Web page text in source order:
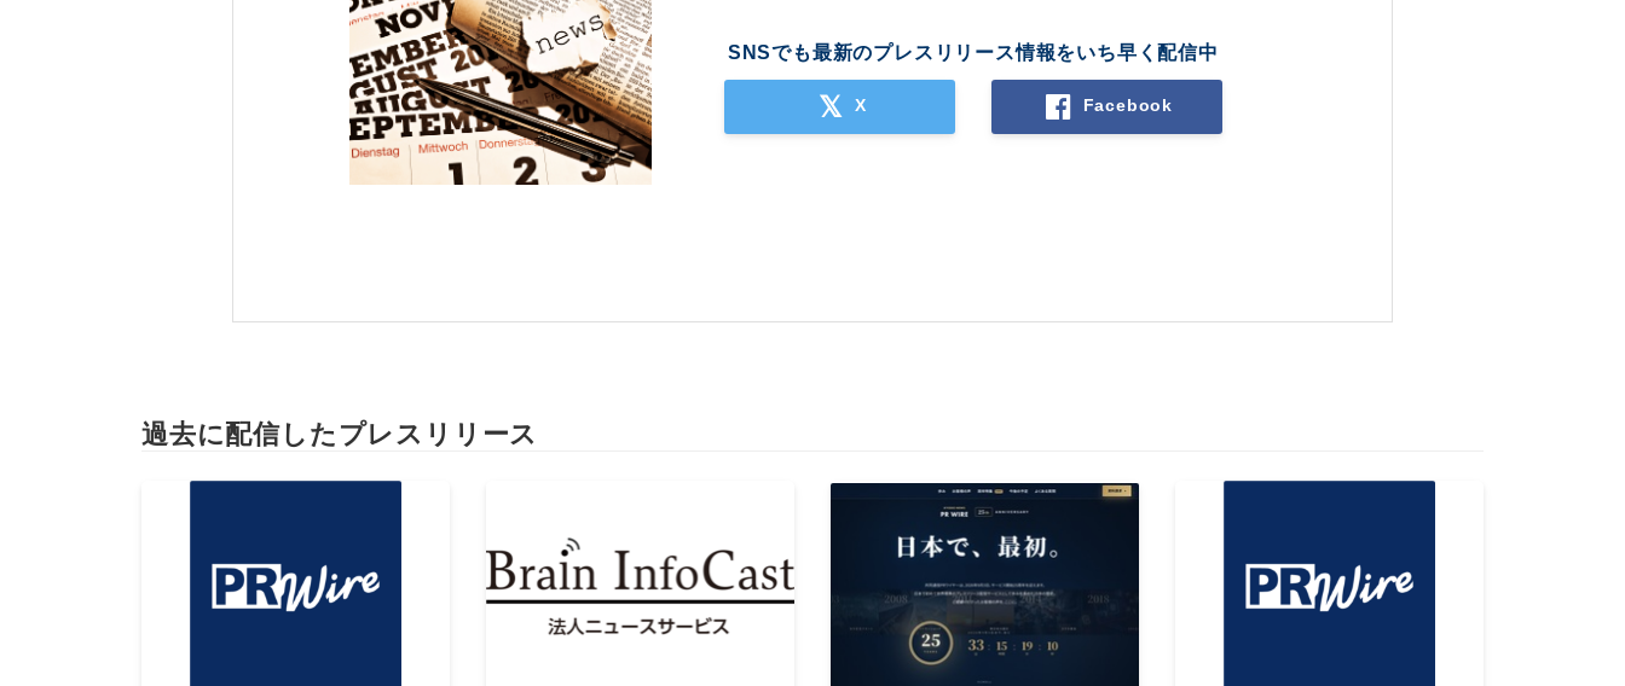
SNSでも最新のプレスリリース情報をいち早く配信中
X Facebook
過去に配信したプレスリリース